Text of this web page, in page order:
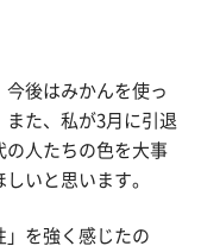
後はみかんを使っ
た、私が3月に引退
の人たちの色を大事
いと思います。
」を強く感じたの